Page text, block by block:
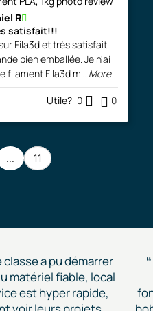
R
satisfait!!!
Fila3d et très satisfait.
bien emballée. Je n'ai
filament Fila3d m ...More
Utile? 0 0
... 11
classe a pu démarrer
matériel fiable, local
est hyper rapide,